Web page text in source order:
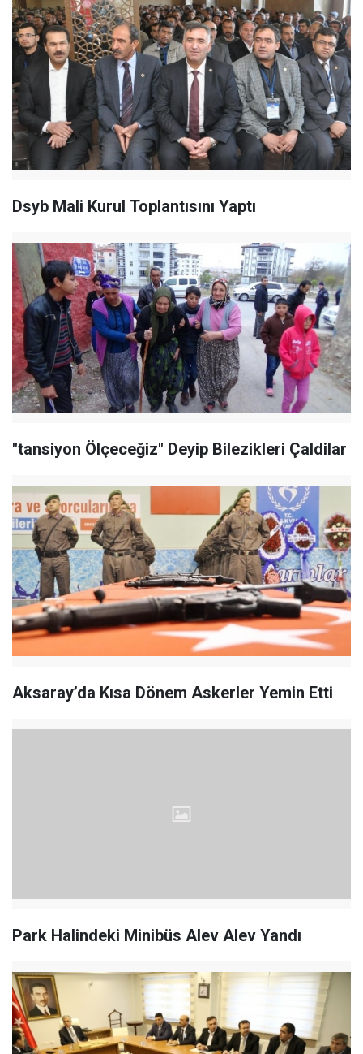
Dsyb Mali Kurul Toplantısını Yaptı
"tansiyon Ölçeceğiz" Deyip Bilezikleri Çaldilar
Aksaray’da Kısa Dönem Askerler Yemin Etti
Park Halindeki Minibüs Alev Alev Yandı